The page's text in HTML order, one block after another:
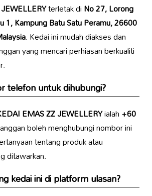
terletak diNo 27, Lorong
1, Kampung Batu Satu Peramu, 26600
. Kedai ini mudah diakses dan
yang mencari perhiasan berkualiti
telefon untuk dihubungi?
EMAS ZZ JEWELLERYialah+60
boleh menghubungi nombor ini
tentang produk atau
ditawarkan.
kedai ini di platform ulasan?